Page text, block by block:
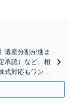
遺産分割が進ま
承認）など、相
式対応もワンス